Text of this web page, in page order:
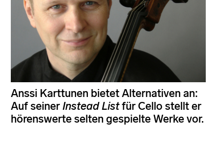
Anssi Karttunen bietet Alternativen an:
Auf seinerInstead Listfür Cello stellt er
hörenswerte selten gespielte Werke vor.